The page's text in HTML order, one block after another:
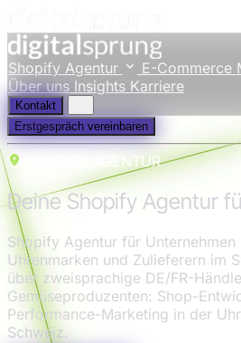
Shopify Agentur E-Commerce
Über uns Insights Karriere
Kontakt
Erstgespräch vereinbaren
SHOPIFY AGENTUR
Deine Shopify Agentur
Shopify Agentur für Unternehmen
Uhrenmarken und Zulieferern im
über zweisprachige DE/FR-
Gemüseproduzenten: Shop-
Performance-Marketing in der
Schweiz.